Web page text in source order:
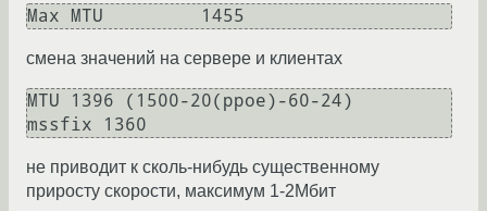
смена значений на сервере и клиентах
MTU 1396 (1500-20(ppoe)-60-24)
не приводит к сколь-нибудь существенному
приросту скорости, максимум 1-2Мбит